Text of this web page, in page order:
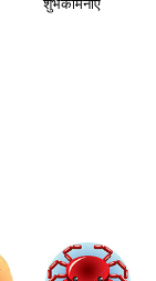
शुभकामनाएं